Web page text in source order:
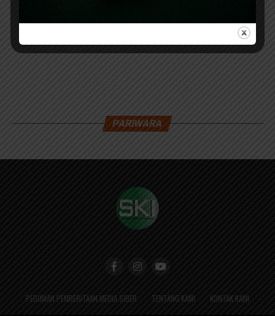
PARIWARA
PEDOMAN PEMBERITAAN MEDIA SIBER TENTANG KAMI KONTAK KAMI